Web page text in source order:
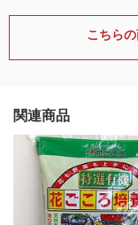
こちら
関連商品